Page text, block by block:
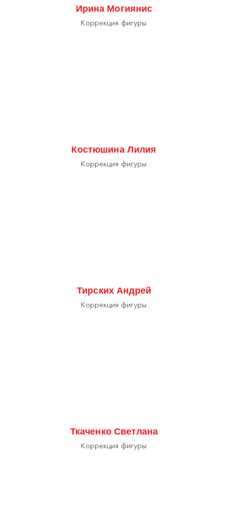
Ирина Могиянис
Коррекция фигуры
Костюшина Лилия
Коррекция фигуры
Тирских Андрей
Коррекция фигуры
Ткаченко Светлана
Коррекция фигуры